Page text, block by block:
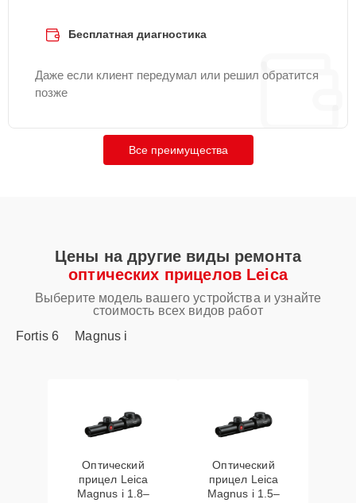
Бесплатная диагностика
Даже если клиент передумал или решил обратится
позже
Все преимущества
Цены на другие виды ремонта
оптических прицелов Leica
Выберите модель вашего устройства и узнайте
стоимость всех видов работ
Fortis 6
Magnus i
Оптический
прицел Leica
Magnus i 1.8–
Оптический
прицел Leica
Magnus i 1.5–